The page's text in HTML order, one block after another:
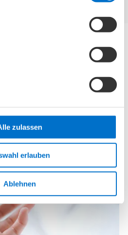
zulassen
erlauben
Ablehnen
E